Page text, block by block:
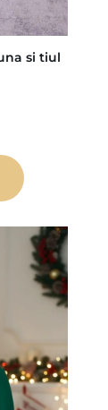
si tiul